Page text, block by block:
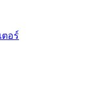
ตอร์